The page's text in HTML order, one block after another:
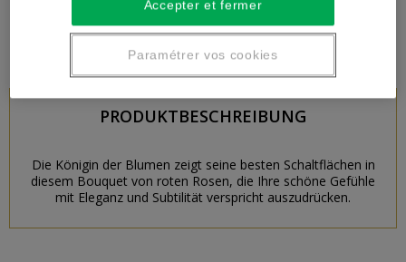
PRODUKTBESCHREIBUNG
Die Königin der Blumen zeigt seine besten Schaltflächen in
diesem Bouquet von roten Rosen, die Ihre schöne Gefühle
mit Eleganz und Subtilität verspricht auszudrücken.
Accepter et fermer
Paramétrer vos cookies